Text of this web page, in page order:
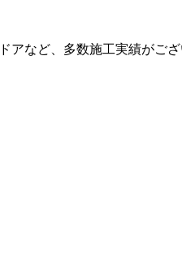
など、多数施工実績がご